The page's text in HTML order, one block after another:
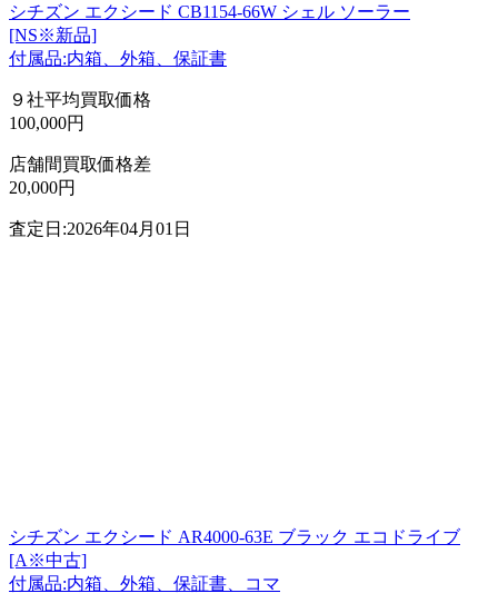
シチズン エクシード CB1154-66W シェル ソーラー
[NS※新品]
付属品:内箱、外箱、保証書
９社平均買取価格
100,000円
店舗間買取価格差
20,000円
査定日:2026年04月01日
シチズン エクシード AR4000-63E ブラック エコドライブ
[A※中古]
付属品:内箱、外箱、保証書、コマ